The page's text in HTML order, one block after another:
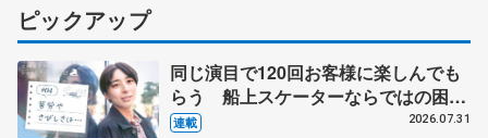
ピックアップ
同じ演目で120回お客様に楽しんでも
らう 船上スケーターならではの困難
とは 影響あったPIW前キャプテン松
連載 2026.07.31